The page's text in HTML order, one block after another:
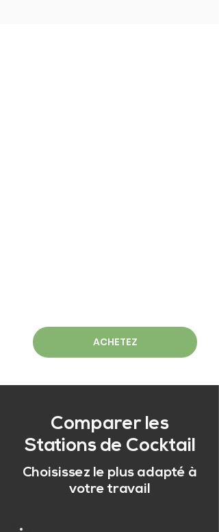
ACHETEZ
Comparer les
Stations de Cocktail
Choisissez le plus adapté à
votre travail